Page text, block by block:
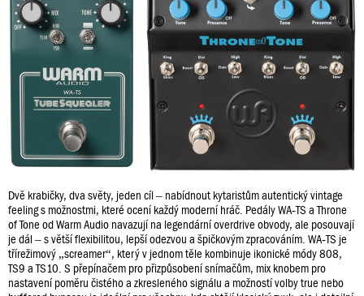
Dvě krabičky, dva světy, jeden cíl – nabídnout kytaristům autentický vintage
feeling s možnostmi, které ocení každý moderní hráč. Pedály WA‑TS a Throne
of Tone od Warm Audio navazují na legendární overdrive obvody, ale posouvají
je dál – s větší flexibilitou, lepší odezvou a špičkovým zpracováním. WA‑TS je
třírežimový „screamer“, který v jednom těle kombinuje ikonické módy 808,
TS9 a TS10. S přepínačem pro přizpůsobení snímačům, mix knobem pro
nastavení poměru čistého a zkresleného signálu a možností volby true nebo